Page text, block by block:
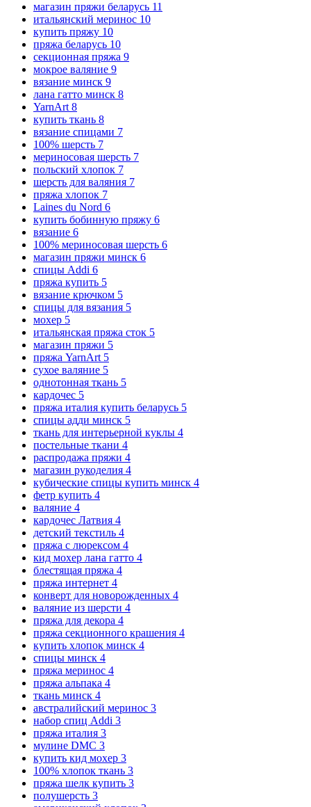
магазин пряжи беларусь 11
итальянский меринос 10
купить пряжу 10
пряжа беларусь 10
секционная пряжа 9
мокрое валяние 9
вязание минск 9
лана гатто минск 8
YarnArt 8
купить ткань 8
вязание спицами 7
100% шерсть 7
мериносовая шерсть 7
польский хлопок 7
шерсть для валяния 7
пряжа хлопок 7
Laines du Nord 6
купить бобинную пряжу 6
вязание 6
100% мериносовая шерсть 6
магазин пряжи минск 6
спицы Addi 6
пряжа купить 5
вязание крючком 5
спицы для вязания 5
мохер 5
итальянская пряжа сток 5
магазин пряжи 5
пряжа YarnArt 5
сухое валяние 5
однотонная ткань 5
кардочес 5
пряжа италия купить беларусь 5
спицы адди минск 5
ткань для интерьерной куклы 4
постельные ткани 4
распродажа пряжи 4
магазин рукоделия 4
кубические спицы купить минск 4
фетр купить 4
валяние 4
кардочес Латвия 4
детский текстиль 4
пряжа с люрексом 4
кид мохер лана гатто 4
блестящая пряжа 4
пряжа интернет 4
конверт для новорожденных 4
валяние из шерсти 4
пряжа для декора 4
пряжа секционного крашения 4
купить хлопок минск 4
спицы минск 4
пряжа меринос 4
пряжа альпака 4
ткань минск 4
австралийский меринос 3
набор спиц Addi 3
пряжа италия 3
мулине DMC 3
купить кид мохер 3
100% хлопок ткань 3
пряжа шелк купить 3
полушерсть 3